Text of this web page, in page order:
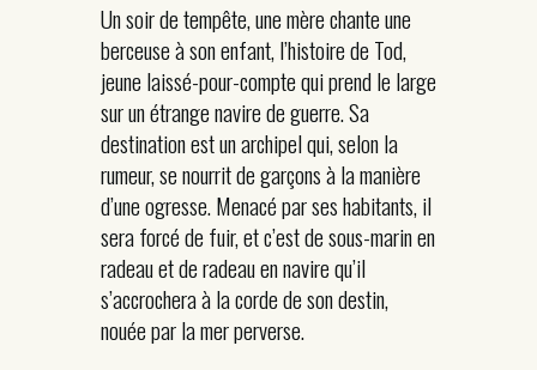
Un soir de tempête, une mère chante une
berceuse à son enfant, l’histoire de Tod,
jeune laissé-pour-compte qui prend le large
sur un étrange navire de guerre. Sa
destination est un archipel qui, selon la
rumeur, se nourrit de garçons à la manière
d’une ogresse. Menacé par ses habitants, il
sera forcé de fuir, et c’est de sous-marin en
radeau et de radeau en navire qu’il
s’accrochera à la corde de son destin,
nouée par la mer perverse.